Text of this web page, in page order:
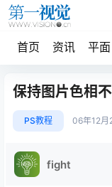
首页 资讯 平面
保持图片色相
PS教程 06年12月
fight